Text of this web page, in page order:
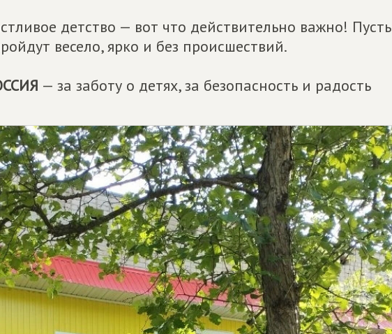
детство — вот что действительно важно! Пусть
весело, ярко и без происшествий.
— за заботу о детях, за безопасность и радость